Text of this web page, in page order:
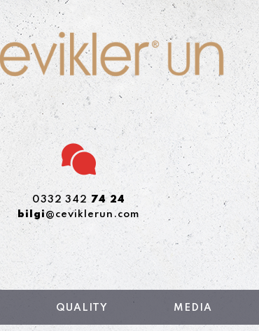
0332 342 74 24
bilgi@ceviklerun.com
QUALITY MEDIA